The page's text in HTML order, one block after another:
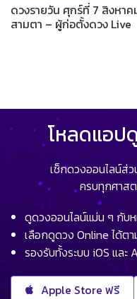
ดวงรายวัน ศุกร์ที่ 7 สิงหา
สามตา – ผู้ก่อตั้งดวง Live
โหลดแอป
เช็กดวงออนไลน์ส่
ครบทุกศาส
ดูดวงออนไลน์แม่น ๆ กับ
เลือกดูดวง Online ได้ต
รองรับทั้งระบบ iOS และ
Apple Store ฟรี